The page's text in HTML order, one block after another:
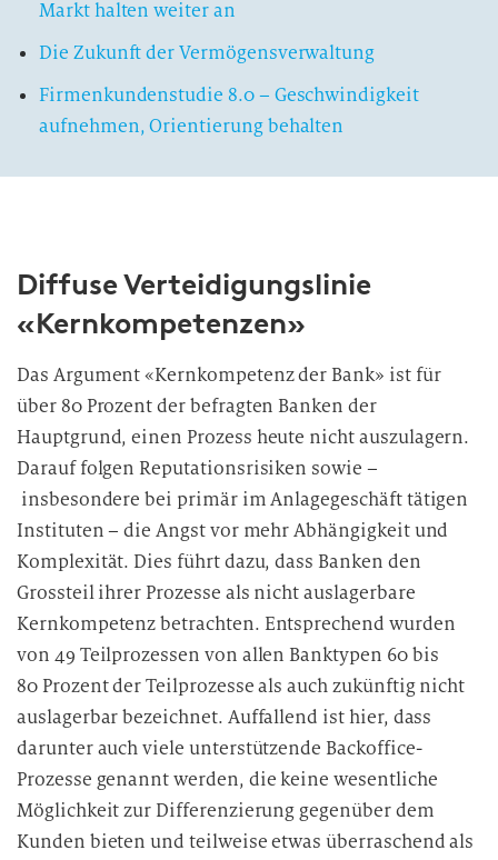
Markt halten weiter an
Die Zukunft der Vermögensverwaltung
Firmenkundenstudie 8.0 – Geschwindigkeit
aufnehmen, Orientierung behalten
Diffuse Verteidigungslinie
«Kernkompetenzen»
Das Argument «Kernkompetenz der Bank» ist für
über 80 Prozent der befragten Banken der
Hauptgrund, einen Prozess heute nicht auszulagern.
Darauf folgen Reputationsrisiken sowie –
insbesondere bei primär im Anlagegeschäft tätigen
Instituten – die Angst vor mehr Abhängigkeit und
Komplexität. Dies führt dazu, dass Banken den
Grossteil ihrer Prozesse als nicht auslagerbare
Kernkompetenz betrachten. Entsprechend wurden
von 49 Teilprozessen von allen Banktypen 60 bis
80 Prozent der Teilprozesse als auch zukünftig nicht
auslagerbar bezeichnet. Auffallend ist hier, dass
darunter auch viele unterstützende Backoffice-
Prozesse genannt werden, die keine wesentliche
Möglichkeit zur Differenzierung gegenüber dem
Kunden bieten und teilweise etwas überraschend als